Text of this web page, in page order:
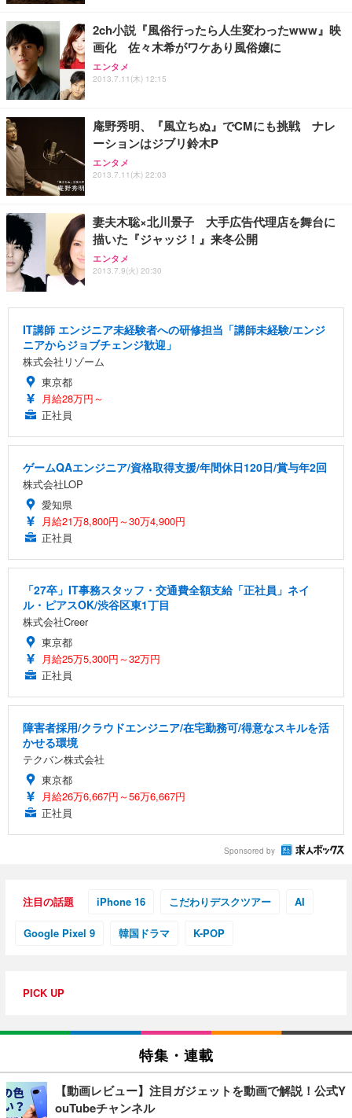
務用 おしゃれ パソコンチェア (ブラック)
Sezlife オフィスチェア デスクチェア 疲れない テレ
ワーク チェア 強化バックレスト 30度ロッキング機
能 人間工学 椅子 腰サポート 90度跳ね上げ式アーム
務用 おしゃれ パソコンチェア (ホワイト)
ANDWINT オフィスチェア デスクチェア 肘なし メ
ッシュ 通気性 ランバーサポート付き 腰サポート ガ
ス圧無段階昇降 360度回転 キャスター付き コンパク
【整備済み品】Dell E2724HS 27インチ 液晶モニタ
ー フルHD（1920×1080）VA 非光沢 HDMI/DisplayP
ort/VGA スピーカー内蔵 高さ調整 スイベル VESA対
【MiniLED/24.5inch/280Hz/FHD】GRAPHT THE S
HOOTER Gaming Monitor 24” Essential ゲーミン
グモニター QD 24.5インチ 1ms FHD 量子ドット 残
Smart Basic(スマートベーシック) 【Amazon.co.jp
限定】 Smart Basic アイリスオーヤマ ペットシーツ
超厚型 お徳用 ワイド 100枚入 (x 1) (ケース販売)
アイリスオーヤマ ペットシーツ 超厚型 お徳用 レギ
ュラー 200枚入【Amazon.co.jp限定】
2ch小説『風俗行ったら人生変わったwww』映
画化 佐々木希がワケあり風俗嬢に
エンタメ
2013.7.11(木) 12:15
庵野秀明、『風立ちぬ』でCMにも挑戦 ナレ
ーションはジブリ鈴木P
エンタメ
2013.7.11(木) 22:03
妻夫木聡×北川景子 大手広告代理店を舞台に
描いた『ジャッジ！』来冬公開
エンタメ
2013.7.9(火) 20:30
IT講師 エンジニア未経験者への研修担当「講師未経験/エンジ
ニアからジョブチェンジ歓迎」
株式会社リゾーム
東京都
月給28万円～
正社員
ゲームQAエンジニア/資格取得支援/年間休日120日/賞与年2回
株式会社LOP
愛知県
月給21万8,800円～30万4,900円
正社員
「27卒」IT事務スタッフ・交通費全額支給「正社員」ネイ
ル・ピアスOK/渋谷区東1丁目
株式会社Creer
東京都
月給25万5,300円～32万円
正社員
障害者採用/クラウドエンジニア/在宅勤務可/得意なスキルを活
かせる環境
テクバン株式会社
東京都
月給26万6,667円～56万6,667円
正社員
Sponsored by
注目の話題 iPhone 16 こだわりデスクツアー AI
Google Pixel 9 韓国ドラマ K-POP
PICK UP
特集・連載
【動画レビュー】注目ガジェットを動画で解説！公式Y
ouTubeチャンネル